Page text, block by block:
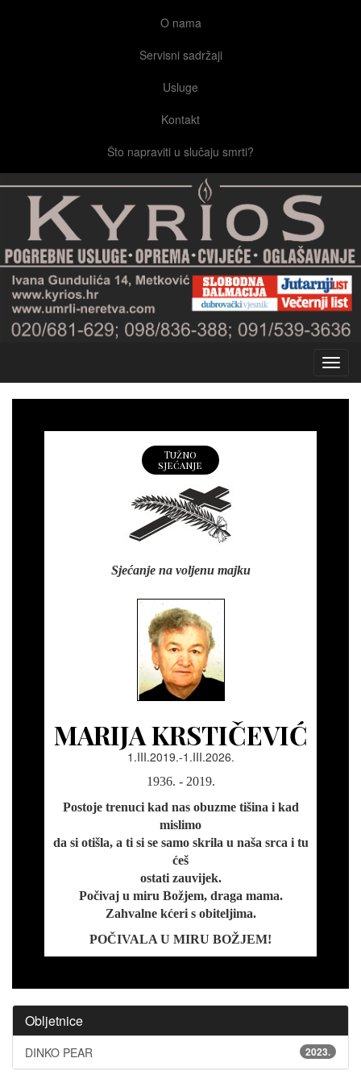
O nama
Servisni sadržaji
Usluge
Kontakt
Što napraviti u slučaju smrti?
Tužno
sjećanje
Sjećanje na voljenu majku
MARIJA KRSTIČEVIĆ
1.III.2019.-1.III.2026.
1936. - 2019.
Postoje trenuci kad nas obuzme tišina i kad
mislimo
da si otišla, a ti si se samo skrila u naša srca i tu
ćeš
ostati zauvijek.
Počivaj u miru Božjem, draga mama.
Zahvalne kćeri s obiteljima.
POČIVALA U MIRU BOŽJEM!
Obljetnice
DINKO PEAR 2023.